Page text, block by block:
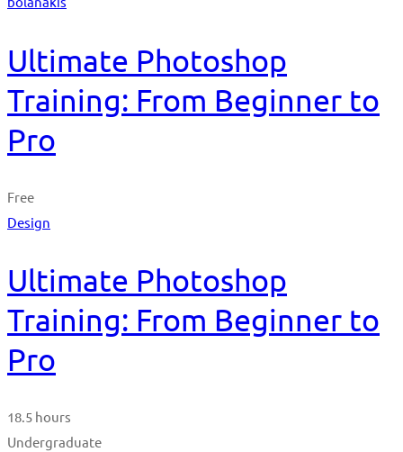
Ultimate Photoshop
Training: From Beginner to
Pro
Free
Design
Ultimate Photoshop
Training: From Beginner to
Pro
18.5 hours
Undergraduate